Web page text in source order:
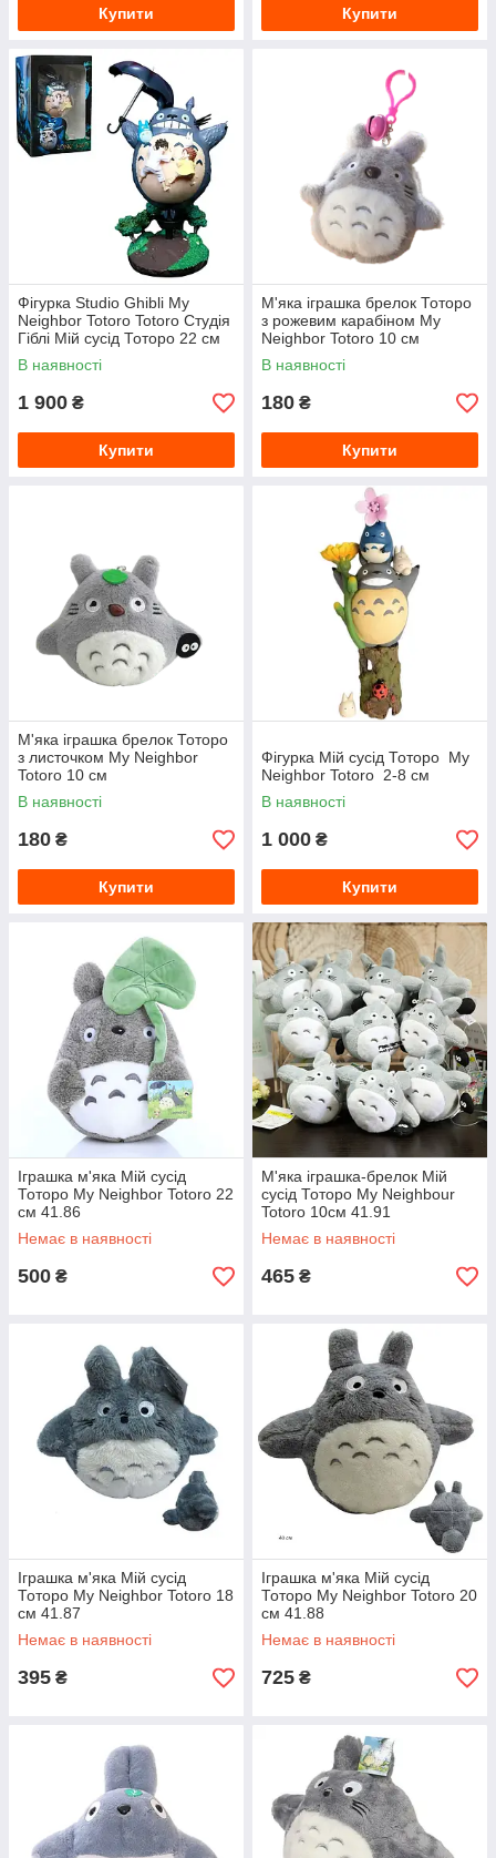
Купити Купити
Фігурка Studio Ghibli My
Neighbor Totoro Totoro Студія
Гіблі Мій сусід Тоторо 22 см
В наявності
1 900 ₴
Купити
М'яка іграшка брелок Тоторо
з рожевим карабіном My
Neighbor Totoro 10 см
В наявності
180 ₴
Купити
М'яка іграшка брелок Тоторо
з листочком My Neighbor
Totoro 10 см
В наявності
180 ₴
Купити
Фігурка Мій сусід Тоторо My
Neighbor Totoro 2-8 см
В наявності
1 000 ₴
Купити
Іграшка м'яка Мій сусід
Тоторо My Neighbor Totoro 22
см 41.86
Немає в наявності
500 ₴
М'яка іграшка-брелок Мій
сусід Тоторо My Neighbour
Totoro 10см 41.91
Немає в наявності
465 ₴
Іграшка м'яка Мій сусід
Тоторо My Neighbor Totoro 18
см 41.87
Немає в наявності
395 ₴
Іграшка м'яка Мій сусід
Тоторо My Neighbor Totoro 20
см 41.88
Немає в наявності
725 ₴